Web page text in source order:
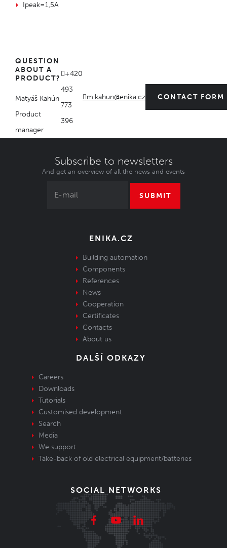
Ipeak=1,5A
QUESTION
ABOUT A
PRODUCT?
Matyáš Kahún
Product
manager
+420
493
773
396
m.kahun@enika.cz CONTACT FORM
Subscribe to newsletters
And get an overview of all the news and events
SUBMIT
ENIKA.CZ
Building automation
Components
References
News
Cooperation
Certificates
Contacts
About us
DALŠÍ ODKAZY
Careers
Downloads
Tutorials
Customised development
Search
Media
We support
Take-back of old electrical equipment/batteries
SOCIAL NETWORKS